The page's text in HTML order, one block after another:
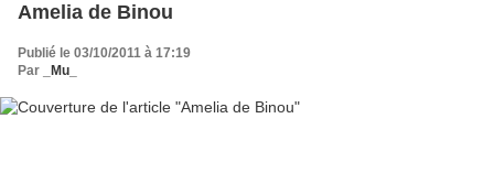
Amelia de Binou
Publié le 03/10/2011 à 17:19
Par
_Mu_